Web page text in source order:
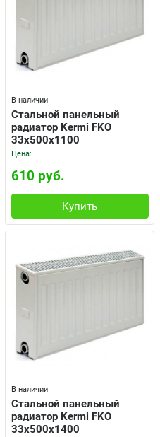
В наличии
Cтальной панельный
радиатор Kermi FKO
33x500x1100
Цена:
610 руб.
Купить
В наличии
Cтальной панельный
радиатор Kermi FKO
33x500x1400